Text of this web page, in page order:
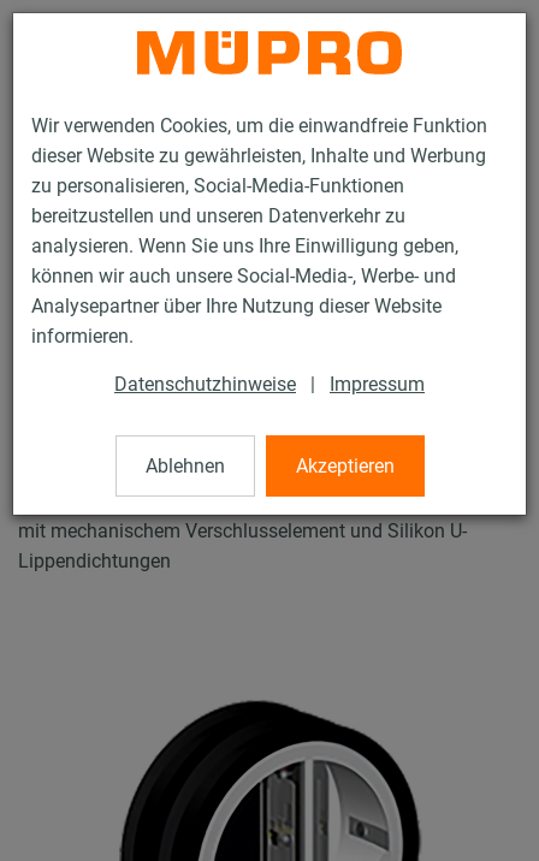
Wir verwenden Cookies, um die einwandfreie Funktion
dieser Website zu gewährleisten, Inhalte und Werbung
zu personalisieren, Social-Media-Funktionen
bereitzustellen und unseren Datenverkehr zu
analysieren. Wenn Sie uns Ihre Einwilligung geben,
können wir auch unsere Social-Media-, Werbe- und
Analysepartner über Ihre Nutzung dieser Website
informieren.
Datenschutzhinweise | Impressum
Ablehnen Akzeptieren
Kontakt
Produkte Brandschutz Brandabschottung
Brandschutzprodukte
Einschub-Brandschutzklappen INLAP EI 120 (ve, ho, i<>o) S
Einschub-Brandschutzklappen
INLAP EI 120 (ve, ho, i<>o) S
mit mechanischem Verschlusselement und Silikon U-
Lippendichtungen